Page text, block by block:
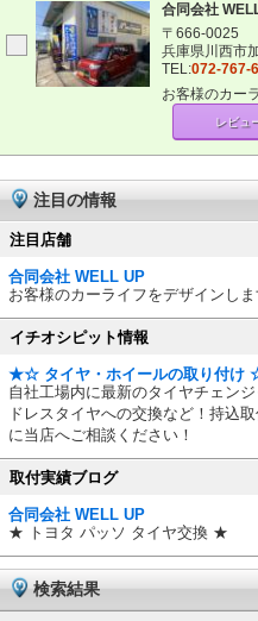
合同会社
〒666-0025
兵庫県川西市
TEL:072-767-
お客様のカー
レビュ
注目の情報
注目店舗
合同会社 WELL UP
お客様のカーライフをデザインしま
イチオシピット情報
★☆ タイヤ・ホイールの取り付
自社工場内に最新のタイヤチェン
ドレスタイヤへの交換など！持込
に当店へご相談ください！
取付実績ブログ
合同会社 WELL UP
★ トヨタ パッソ タイヤ交換 ★
検索結果